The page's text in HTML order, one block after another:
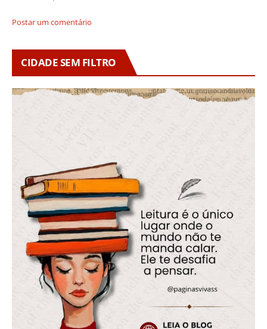
Postar um comentário
CIDADE SEM FILTRO